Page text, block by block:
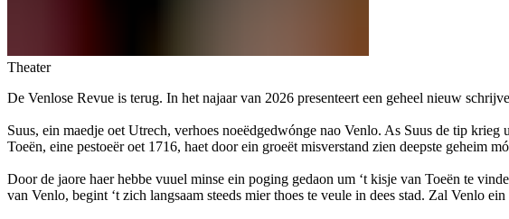
Theater
De Venlose Revue is terug. In het najaar van 2026 presenteert een geheel nieuw
Suus, ein maedje oet Utrech, verhoes noeëdgedwónge nao Venlo. As Suus de tip
Toeën, eine pestoeër oet 1716, haet door ein groeët misverstand zien deepste geheim
Door de jaore haer hebbe vuuel minse ein poging gedaon um ‘t kisje van Toeën te
van Venlo, begint ‘t zich langsaam steeds mier thoes te veule in dees stad. Zal Venlo